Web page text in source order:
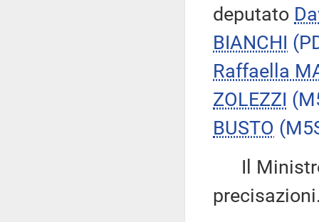
deputato
BIANCHI
Raffaella
ZOLEZZI
BUSTO
Il